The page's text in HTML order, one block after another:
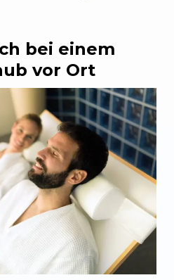
bei einem
vor Ort